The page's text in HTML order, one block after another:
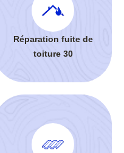
Réparation fuite de
toiture 30